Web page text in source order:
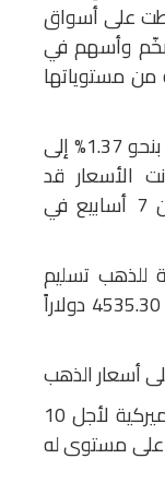
على أسواق
وأسهم في
من مستوياتها
وارتفع الذهب في المعاملات الفورية بنحو 1.37% إلى
وكانت الأسعار قد
سجّلت أدنى مستوياتها في أكثر من 7 أسابيع في
للذهب تسليم
حزيران/يونيو بنسبة طفيفة 0.1% إلى 4535.30 دولاراً
أسعار الذهب
وتراجع العائد على سندات الخزانة الأميركية لأجل 10
مستوى له